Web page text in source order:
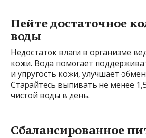
Пейте достаточное
воды
Недостаток влаги в организме
кожи. Вода помогает
и упругость кожи, улучшает
Старайтесь выпивать не менее
чистой воды в день.
Сбалансированное